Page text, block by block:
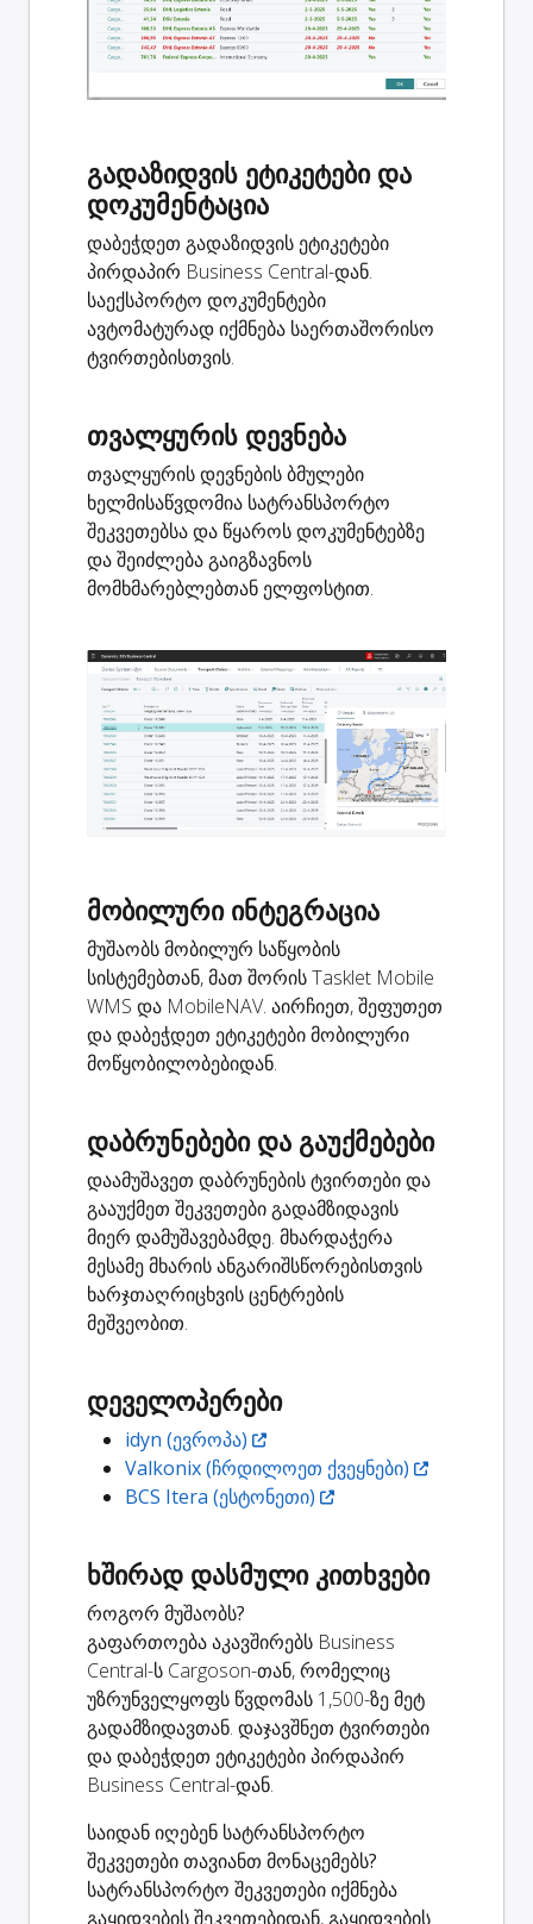
გადაზიდვის ეტიკეტები და
დოკუმენტაცია
დაბეჭდეთ გადაზიდვის ეტიკეტები
პირდაპირ Business Central-დან.
საექსპორტო დოკუმენტები
ავტომატურად იქმნება საერთაშორისო
ტვირთებისთვის.
თვალყურის დევნება
თვალყურის დევნების ბმულები
ხელმისაწვდომია სატრანსპორტო
შეკვეთებსა და წყაროს დოკუმენტებზე
და შეიძლება გაიგზავნოს
მომხმარებლებთან ელფოსტით.
მობილური ინტეგრაცია
მუშაობს მობილურ საწყობის
სისტემებთან, მათ შორის Tasklet Mobile
WMS და MobileNAV. აირჩიეთ, შეფუთეთ
და დაბეჭდეთ ეტიკეტები მობილური
მოწყობილობებიდან.
დაბრუნებები და გაუქმებები
დაამუშავეთ დაბრუნების ტვირთები და
გააუქმეთ შეკვეთები გადამზიდავის
მიერ დამუშავებამდე. მხარდაჭერა
მესამე მხარის ანგარიშსწორებისთვის
ხარჯთაღრიცხვის ცენტრების
მეშვეობით.
დეველოპერები
idyn (ევროპა)
Valkonix (ჩრდილოეთ ქვეყნები)
BCS Itera (ესტონეთი)
ხშირად დასმული კითხვები
როგორ მუშაობს?
გაფართოება აკავშირებს Business
Central-ს Cargoson-თან, რომელიც
უზრუნველყოფს წვდომას 1,500-ზე მეტ
გადამზიდავთან. დაჯავშნეთ ტვირთები
და დაბეჭდეთ ეტიკეტები პირდაპირ
Business Central-დან.
საიდან იღებენ სატრანსპორტო
შეკვეთები თავიანთ მონაცემებს?
სატრანსპორტო შეკვეთები იქმნება
გაყიდვების შეკვეთებიდან, გაყიდვების